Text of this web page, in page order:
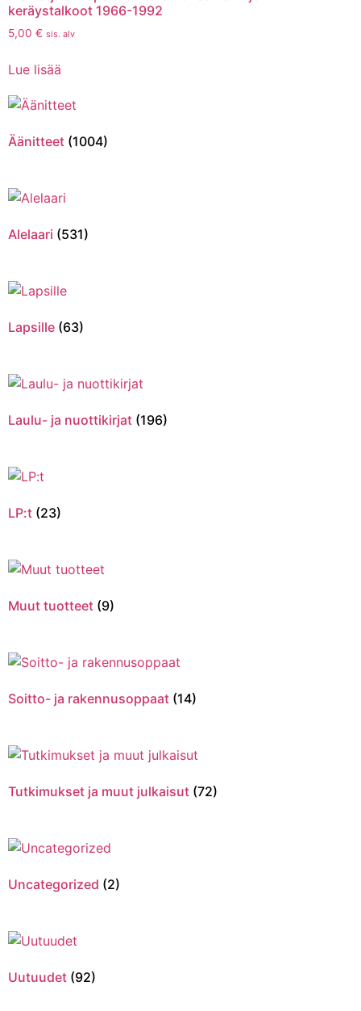
keräystalkoot 1966-1992
5,00 € sis. alv
Lue lisää
Äänitteet (1004)
Alelaari (531)
Lapsille (63)
Laulu- ja nuottikirjat (196)
LP:t (23)
Muut tuotteet (9)
Soitto- ja rakennusoppaat (14)
Tutkimukset ja muut julkaisut (72)
Uncategorized (2)
Uutuudet (92)